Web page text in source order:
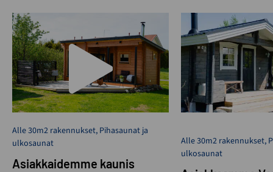
Alle 30m2 rakennukset, Pihasaunat ja
ulkosaunat
Asiakkaidemme kaunis
Alle 30m2 rakennukset,
ulkosaunat